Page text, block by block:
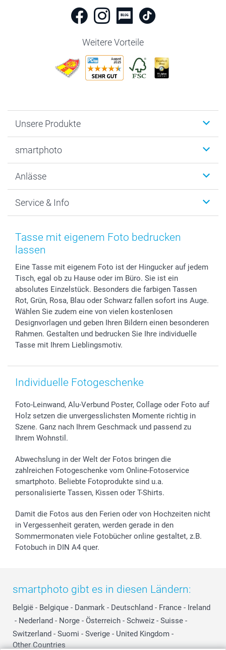
Weitere Vorteile
Unsere Produkte
Fotogeschenke
MyNameBook
Fotoabzüge, Fotos als Buch & Poster
Zubehör & Material
Foto-Kalender & Agenden
Geschenk-Gutscheine (PDF)
smartphoto
Warum smartphoto
Datenschutz
AGB
Impressum
Partnerprogramme
Investor Relations
B2B smartbusiness
Widerrufsrecht
Anlässe
Neujahr
Muttertag
Vatertag
Hochzeit
Geburtstag
Geburt
Zu allen Anlässen
Service & Info
Preise und Versandkosten
Lieferfristen
Zahlungsmöglichkeiten
Anmelden /Registrieren
Sitemap
Status der Bestellung
smartfriends
smartgarantie
Tasse mit eigenem Foto bedrucken
lassen
Eine Tasse mit eigenem Foto ist der Hingucker auf jedem
Tisch, egal ob zu Hause oder im Büro. Sie ist ein
absolutes Einzelstück. Besonders die farbigen Tassen
Rot, Grün, Rosa, Blau oder Schwarz fallen sofort ins Auge.
Wählen Sie zudem eine von vielen kostenlosen
Designvorlagen und geben Ihren Bildern einen besonderen
Rahmen. Gestalten und bedrucken Sie Ihre individuelle
Tasse mit Ihrem Lieblingsmotiv.
Individuelle Fotogeschenke
Foto-Leinwand, Alu-Verbund Poster, Collage oder Foto auf
Holz setzen die unvergesslichsten Momente richtig in
Szene. Ganz nach Ihrem Geschmack und passend zu
Ihrem Wohnstil.
Abwechslung in der Welt der Fotos bringen die
zahlreichen Fotogeschenke vom Online-Fotoservice
smartphoto. Beliebte Fotoprodukte sind u.a.
personalisierte Tassen, Kissen oder T-Shirts.
Damit die Fotos aus den Ferien oder von Hochzeiten nicht
in Vergessenheit geraten, werden gerade in den
Sommermonaten viele Fotobücher online gestaltet, z.B.
Fotobuch in DIN A4 quer.
smartphoto gibt es in diesen Ländern:
België - Belgique - Danmark - Deutschland - France - Ireland
- Nederland - Norge - Österreich - Schweiz - Suisse -
Switzerland - Suomi - Sverige - United Kingdom -
Other Countries